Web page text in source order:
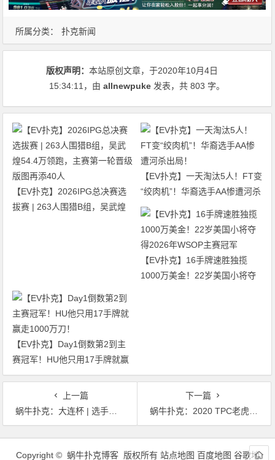
所属分类： 扑克新闻
版权声明：本站原创文章，于2020年10月4日
15:34:11 ，由allnewpuke 发表，共 803 字。
【EV扑克】2026IPG总决赛选
拔赛 | 263人围猎B组，吴武煌
【EV扑克】一天淘汰5人！FT变
“绞肉机”！华裔选手AA惨遭河杀
出局！
【EV扑克】16手牌速胜独揽
1000万美金！22岁美国小将夺
【EV扑克】Day1倒数第2到主
赛冠军！HU他只用17手牌就赢
走1000万刀！
上一篇
蜗牛扑克：大连杯 | 选手眼中的大连杯，王子阳成为预赛B组CL!
下一篇
蜗牛扑克：2020 TPC老虎杯年终总决赛注册流程最新出炉！
文
Copyright © 蜗牛扑克博客 版权所有 站点地图 百度地图 谷歌地